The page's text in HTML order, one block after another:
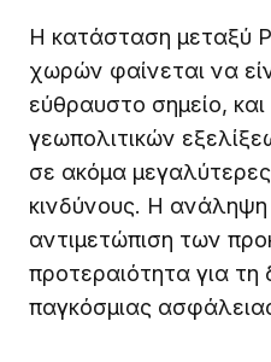
Η κατάσταση μεταξύ
χωρών φαίνεται να
εύθραυστο σημείο,
γεωπολιτικών
σε ακόμα μεγαλύτερες
κινδύνους. Η
αντιμετώπιση των
προτεραιότητα για τη
παγκόσμιας